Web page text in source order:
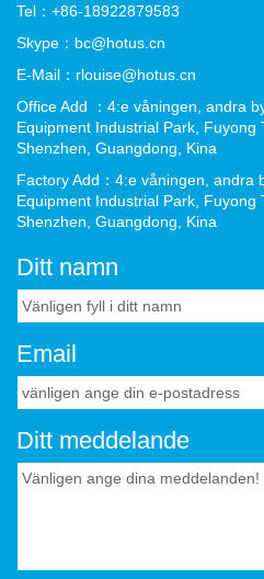
Tel：+86-18922879583
Skype：bc@hotus.cn
E-Mail：rlouise@hotus.cn
Office Add ：4:e våningen, andra
Equipment Industrial Park, Fuyong
Shenzhen, Guangdong, Kina
Factory Add：4:e våningen, andra
Equipment Industrial Park, Fuyong
Shenzhen, Guangdong, Kina
Ditt namn
Email
Ditt meddelande